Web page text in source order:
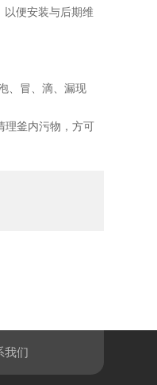
便安装与后期维
、冒、滴、漏现
釜内污物，方可
我们